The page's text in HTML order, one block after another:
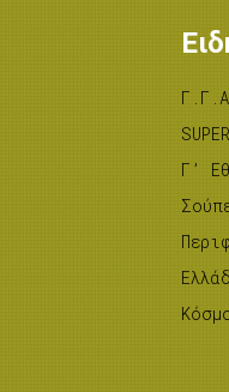
Γ’